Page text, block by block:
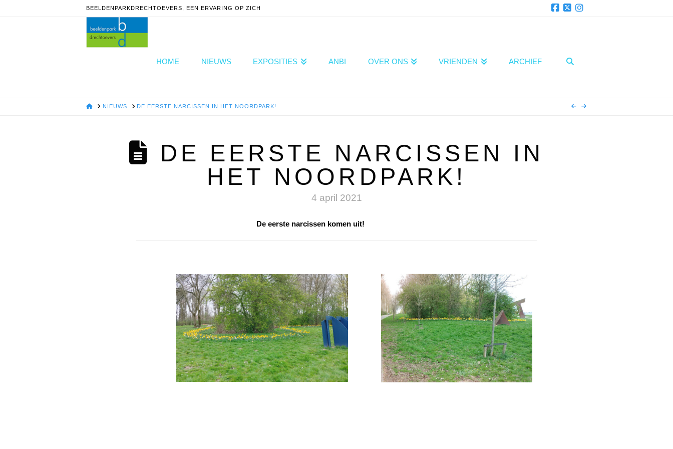
BEELDENPARKDRECHTOEVERS, EEN ERVARING OP ZICH
HOME NIEUWS EXPOSITIES ANBI OVER ONS VRIENDEN ARCHIEF
HOMENIEUWS DE EERSTE NARCISSEN IN HET NOORDPARK!
DE EERSTE NARCISSEN IN
HET NOORDPARK!
4 april 2021
De eerste narcissen komen uit!